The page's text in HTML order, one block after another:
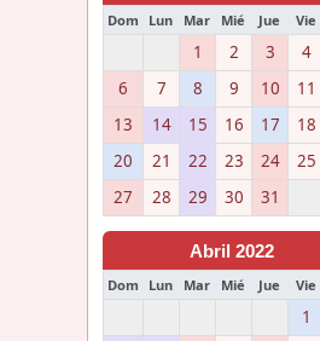
Dom Lun Mar Mié Jue Vie
1 2 3 4
6
7 8 9 10 11
13
14 15 16 17 18
20
21 22 23 24 25
27
28 29 30 31
Abril 2022
Dom Lun Mar Mié Jue Vie
1